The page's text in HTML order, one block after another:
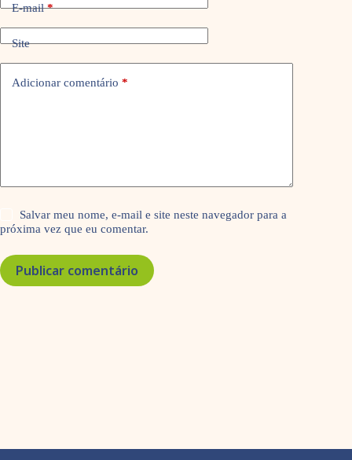
E-mail*
Site
Adicionar comentário *
Salvar meu nome, e-mail e site neste navegador para a
próxima vez que eu comentar.
Publicar comentário